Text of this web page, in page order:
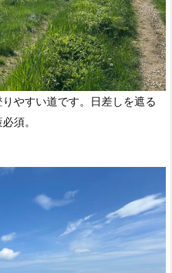
やすい道です。日差しを遮る
須。